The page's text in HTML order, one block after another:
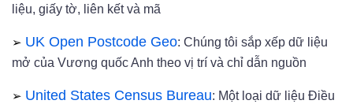
liệu, giấy tờ, liên kết và mã
➢ UK Open Postcode Geo: Chúng tôi sắp xếp dữ liệu
mở của Vương quốc Anh theo vị trí và chỉ dẫn nguồn
➢ United States Census Bureau: Một loại dữ liệu Điều